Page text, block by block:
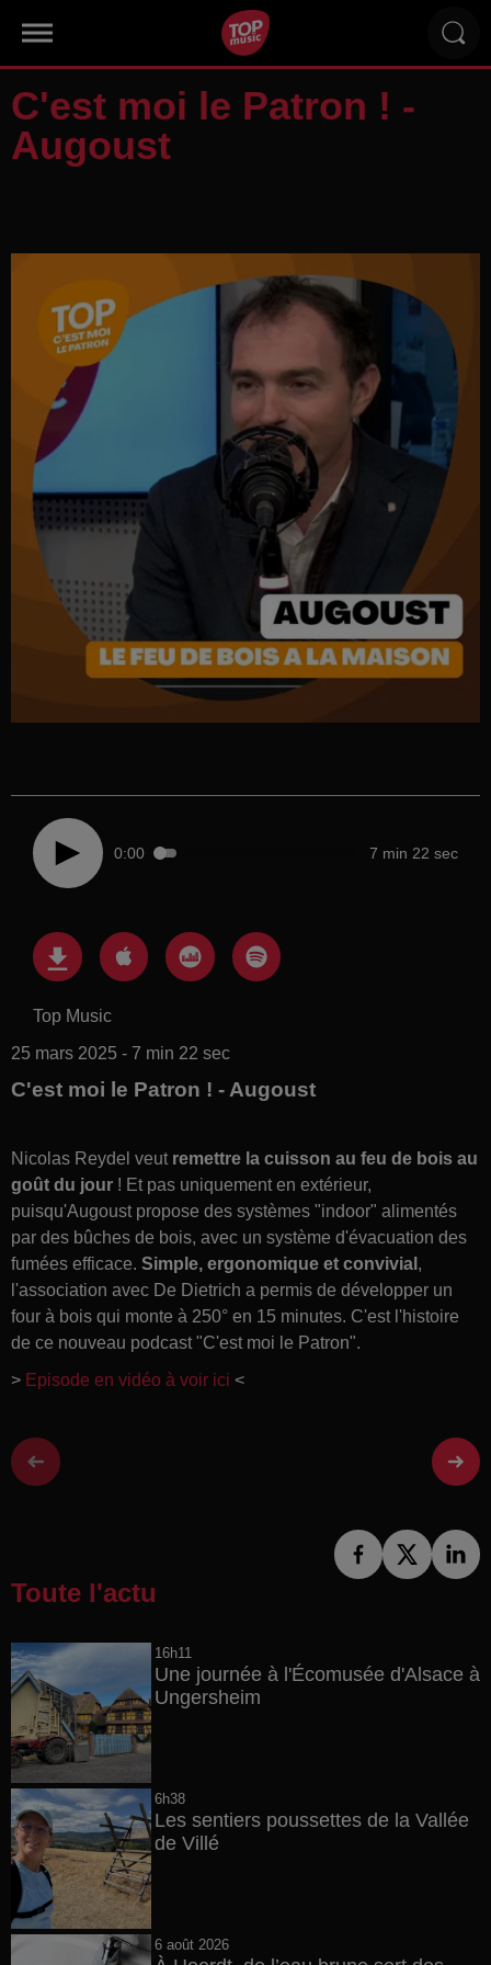
C'est moi le Patron ! -
Augoust
0:00 7 min 22 sec
Top Music
25 mars 2025 - 7 min 22 sec
C'est moi le Patron ! - Augoust
Nicolas Reydel veut remettre la cuisson au feu de bois au
goût du jour ! Et pas uniquement en extérieur,
puisqu'Augoust propose des systèmes "indoor" alimentés
par des bûches de bois, avec un système d'évacuation des
fumées efficace. Simple, ergonomique et convivial ,
l'association avec De Dietrich a permis de développer un
four à bois qui monte à 250° en 15 minutes. C'est l'histoire
de ce nouveau podcast "C'est moi le Patron".
> Episode en vidéo à voir ici <
Toute l'actu
16h11
Une journée à l'Écomusée d'Alsace à
Ungersheim
6h38
Les sentiers poussettes de la Vallée
de Villé
6 août 2026